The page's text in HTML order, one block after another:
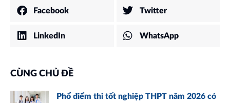
Facebook Twitter
LinkedIn WhatsApp
CÙNG CHỦ ĐỀ
Phổ điểm thi tốt nghiệp THPT năm 2026 có